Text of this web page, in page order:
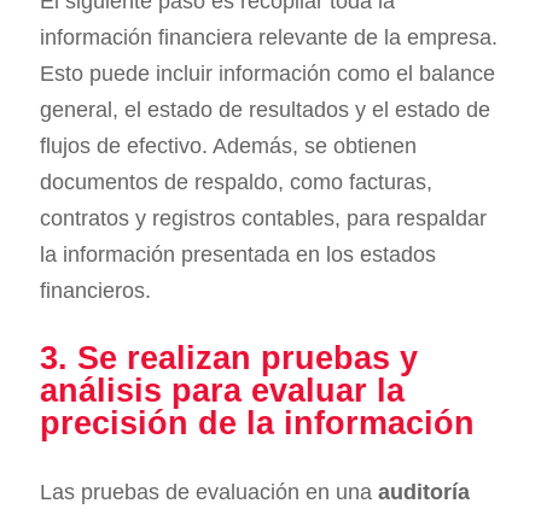
información financiera relevante de la empresa.
Esto puede incluir información como el balance
general, el estado de resultados y el estado de
flujos de efectivo. Además, se obtienen
documentos de respaldo, como facturas,
contratos y registros contables, para respaldar
la información presentada en los estados
financieros.
3. Se realizan pruebas y
análisis para evaluar la
precisión de la información
Las pruebas de evaluación en una auditoría